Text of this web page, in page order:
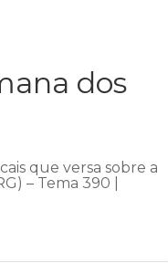
dos
que versa sobre a
– Tema 390 |